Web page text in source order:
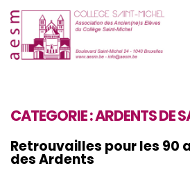
CATEGORIE :ARDENTS DE
Retrouvailles pour les 90
des Ardents